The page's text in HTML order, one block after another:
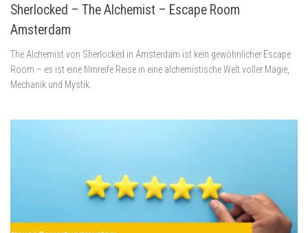
Sherlocked – The Alchemist – Escape Room
Amsterdam
The Alchemist von Sherlocked in Amsterdam ist kein gewöhnlicher Escape
Room – es ist eine filmreife Reise in eine alchemistische Welt voller Magie,
Mechanik und Mystik.